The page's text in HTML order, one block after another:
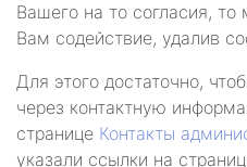
Вашего на то согласия,
Вам содействие, удалив
Для этого достаточно,
через контактную
странице Контакты
указали ссылки на